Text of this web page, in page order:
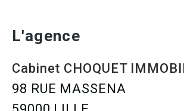
L'agence
Cabinet CHOQUET
98 RUE MASSENA